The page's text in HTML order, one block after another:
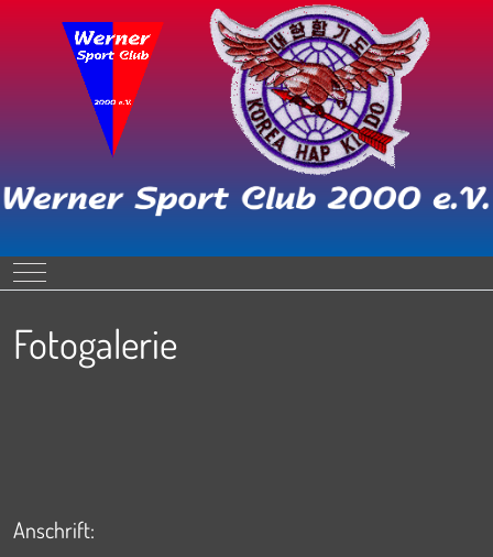
Mobile Menu Toggle
Fotogalerie
Anschrift: